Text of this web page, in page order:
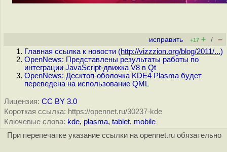
исправить +17 + / –
Главная ссылка к новости (http://vizzzion.org/blog/2011/...)
OpenNews: Представлены результаты работы по
интеграции JavaScript-движка V8 в Qt
OpenNews: Десктоп-оболочка KDE4 Plasma будет
переведена на использование QML
Лицензия: CC BY 3.0
Короткая ссылка: https://opennet.ru/30237-kde
Ключевые слова: kde, plasma, tablet, mobile
При перепечатке указание ссылки на opennet.ru обязательно